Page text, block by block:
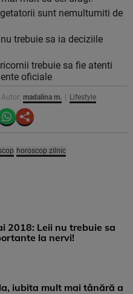
sunt nemultumiti de
trebuie sa ia deciziile
trebuie sa fie atenti
oficiale
Autor: madalina m. Lifestyle
horoscop zilnic
2018: Leii nu trebuie sa
la nervi!
iubita mult mai tânără a